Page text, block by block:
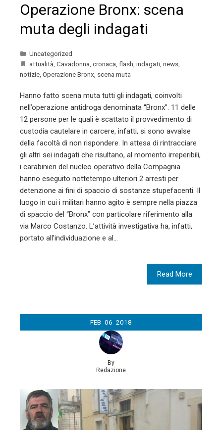
Operazione Bronx: scena
muta degli indagati
Uncategorized
attualità Cavadonna cronaca flash indagati news
notizie Operazione Bronx scena muta
Hanno fatto scena muta tutti gli indagati, coinvolti
nell’operazione antidroga denominata “Bronx”. 11 delle
12 persone per le quali è scattato il provvedimento di
custodia cautelare in carcere, infatti, si sono avvalse
della facoltà di non rispondere. In attesa di rintracciare
gli altri sei indagati che risultano, al momento irreperibili,
i carabinieri del nucleo operativo della Compagnia
hanno eseguito nottetempo ulteriori 2 arresti per
detenzione ai fini di spaccio di sostanze stupefacenti. Il
luogo in cui i militari hanno agito è sempre nella piazza
di spaccio del “Bronx” con particolare riferimento alla
via Marco Costanzo. L’attività investigativa ha, infatti,
portato all’individuazione e al…
Read More
FEB 06 2018
By
Redazione